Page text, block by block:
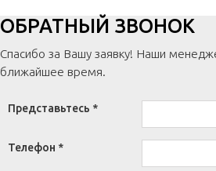
ОБРАТНЫЙ ЗВОНОК
Спасибо за Вашу заявку! Наши
ближайшее время.
Представьтесь *
Телефон *